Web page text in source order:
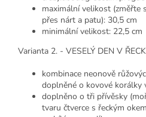
maximální velikost (změřte
přes nárt a patu): 30,5 cm
minimální velikost: 22,5 cm
Varianta 2. - VESELÝ DEN V
kombinace neonově
doplněné o kovové korálky
doplněno o tři přívěsky
tvaru čtverce s řeckým